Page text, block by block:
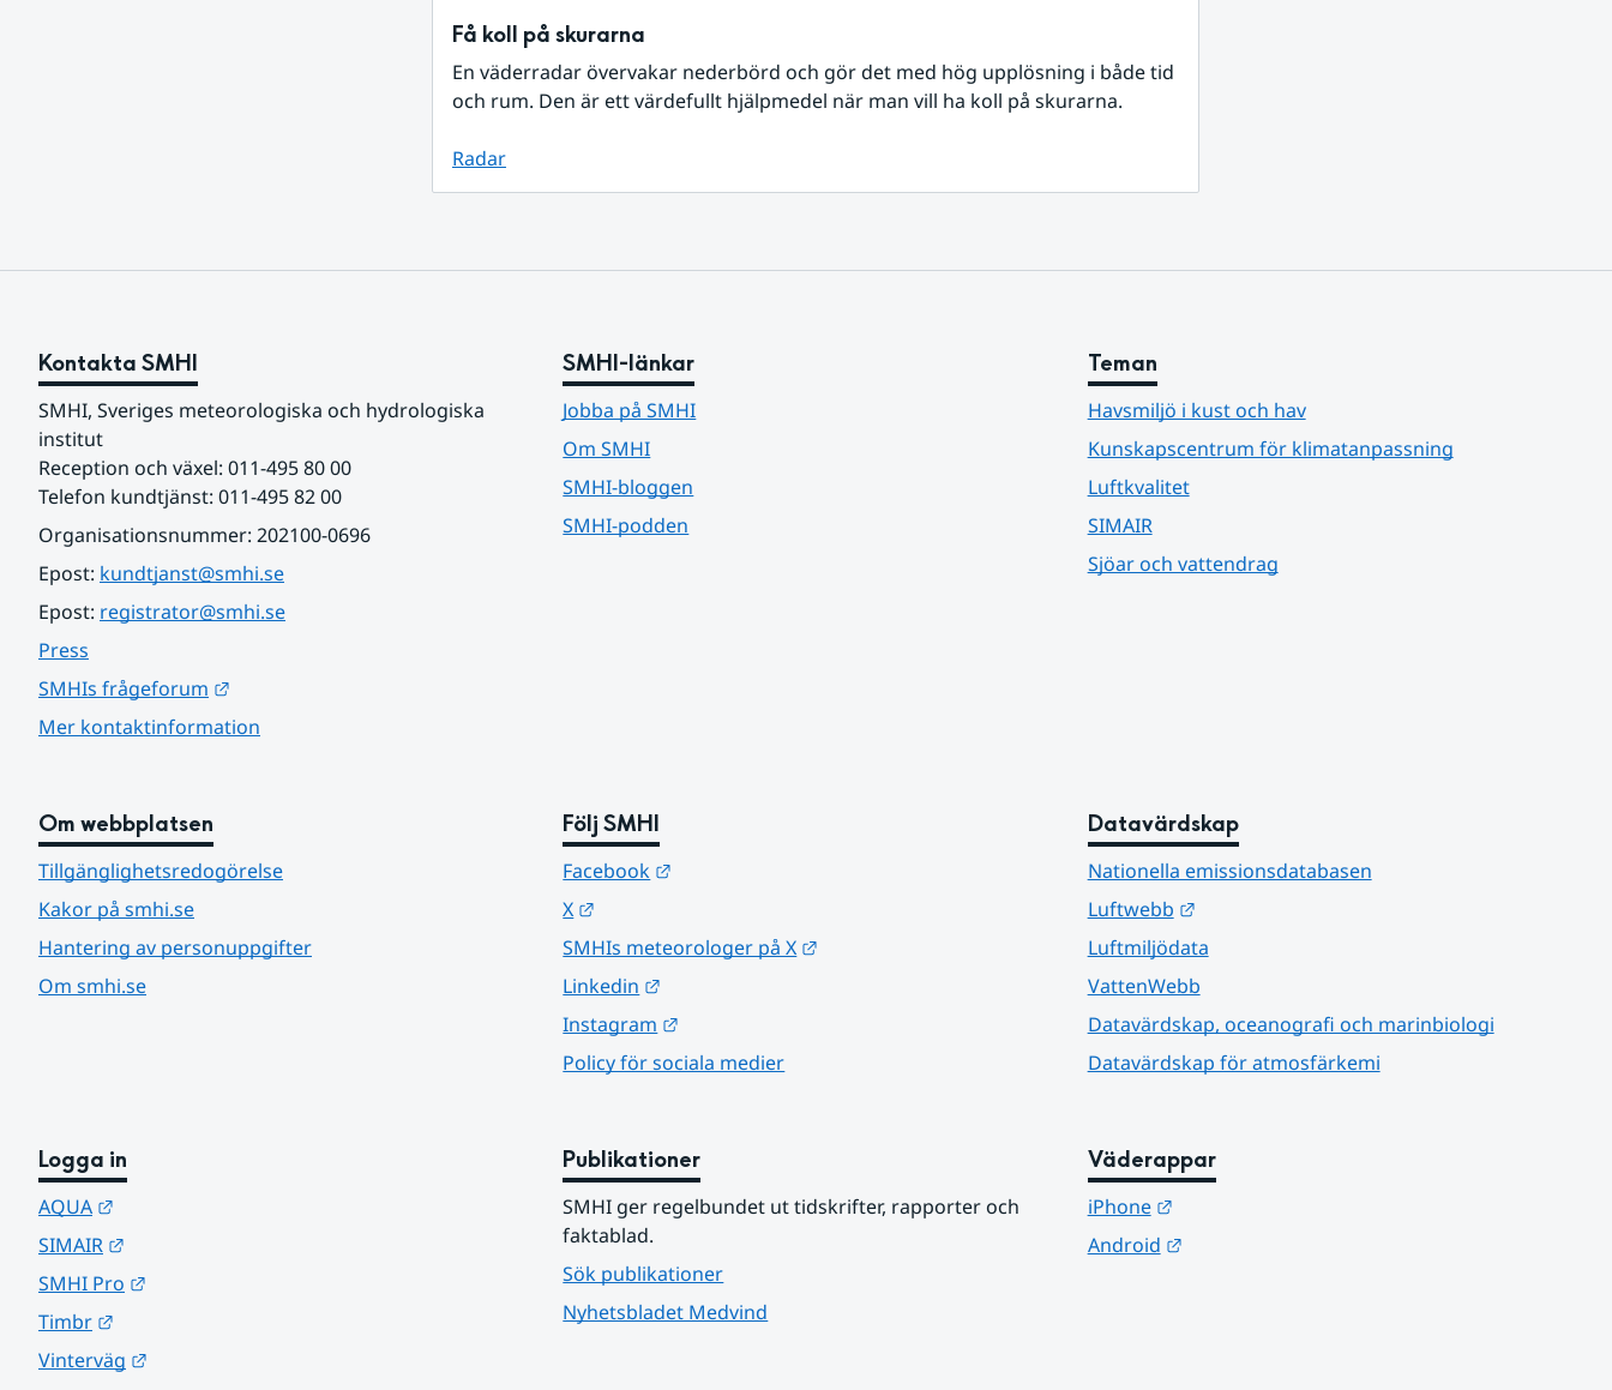
Få koll på skurarna
En väderradar övervakar nederbörd och gör det med hög upplösning i både tid
och rum. Den är ett värdefullt hjälpmedel när man vill ha koll på skurarna.
Radar
Kontakta SMHI
SMHI, Sveriges meteorologiska och hydrologiska
institut
Reception och växel: 011-495 80 00
Telefon kundtjänst: 011-495 82 00
Organisationsnummer: 202100-0696
Epost: kundtjanst@smhi.se
Epost: registrator@smhi.se
Press
SMHIs frågeforum
Mer kontaktinformation
SMHI-länkar
Jobba på SMHI
Om SMHI
SMHI-bloggen
SMHI-podden
Teman
Havsmiljö i kust och hav
Kunskapscentrum för klimatanpassning
Luftkvalitet
SIMAIR
Sjöar och vattendrag
Om webbplatsen
Tillgänglighetsredogörelse
Kakor på smhi.se
Hantering av personuppgifter
Om smhi.se
Följ SMHI
Facebook
X
SMHIs meteorologer på X
Linkedin
Instagram
Policy för sociala medier
Datavärdskap
Nationella emissionsdatabasen
Luftwebb
Länk till annan webbplats.
Luftmiljödata
VattenWebb
Datavärdskap, oceanografi och marinbiologi
Datavärdskap för atmosfärkemi
Logga in
AQUA
SIMAIR
SMHI Pro
Timbr
Vinterväg
Publikationer
SMHI ger regelbundet ut tidskrifter, rapporter och
faktablad.
Sök publikationer
Nyhetsbladet Medvind
Väderappar
iPhone
Länk till annan webbplats.
Android
Länk till annan webbplats.